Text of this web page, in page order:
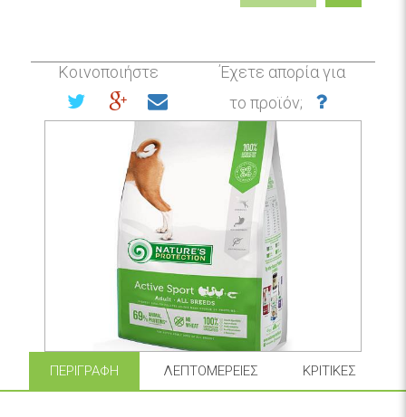
Κοινοποιήστε
Έχετε απορία για
το προϊόν;
ΠΕΡΙΓΡΑΦΉ ΛΕΠΤΟΜΈΡΕΙΕΣ ΚΡΙΤΙΚΈΣ